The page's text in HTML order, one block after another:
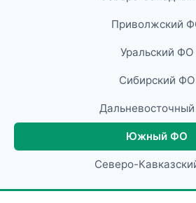
Приволжский
Уральский ФО
Сибирский ФО
Южный ФО
Северо-